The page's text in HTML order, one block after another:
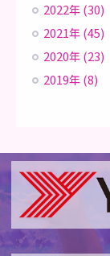
2022年 (30)
2021年 (45)
2020年 (23)
2019年 (8)